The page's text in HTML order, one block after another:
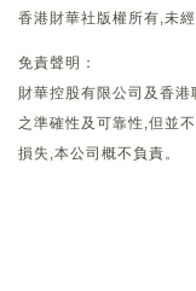
香港財華社版權所有,未經
免責聲明：
財華控股有限公司及香
之準確性及可靠性,但並
損失,本公司概不負責。